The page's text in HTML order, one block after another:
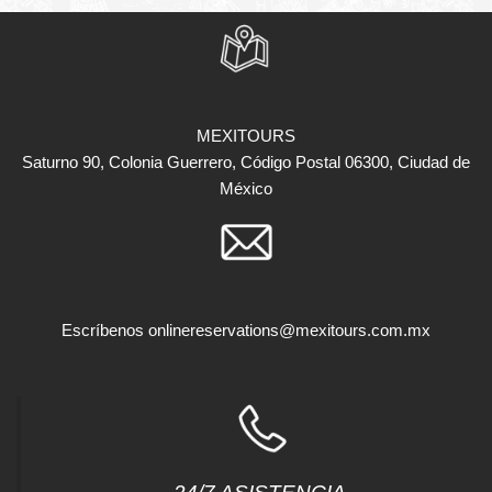
MEXITOURS
Saturno 90, Colonia Guerrero, Código Postal 06300, Ciudad de
México
Escríbenos onlinereservations@mexitours.com.mx